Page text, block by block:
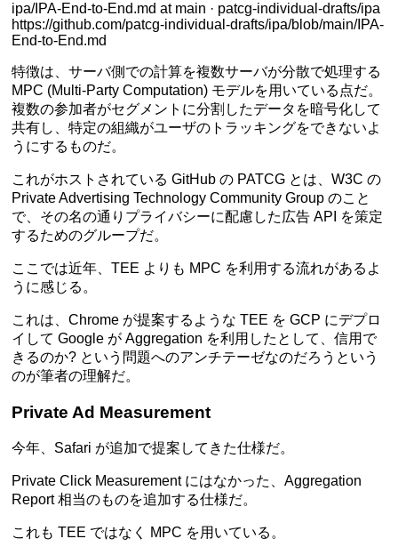
ipa/IPA-End-to-End.md at main · patcg-individual-drafts/ipa
https://github.com/patcg-individual-drafts/ipa/blob/main/IPA-
End-to-End.md
特徴は、サーバ側での計算を複数サーバが分散で処理する
MPC (Multi-Party Computation) モデルを用いている点だ。
複数の参加者がセグメントに分割したデータを暗号化して
共有し、特定の組織がユーザのトラッキングをできないよ
うにするものだ。
これがホストされている GitHub の PATCG とは、W3C の
Private Advertising Technology Community Group のこと
で、その名の通りプライバシーに配慮した広告 API を策定
するためのグループだ。
ここでは近年、TEE よりも MPC を利用する流れがあるよ
うに感じる。
これは、Chrome が提案するような TEE を GCP にデプロ
イして Google が Aggregation を利用したとして、信用で
きるのか? という問題へのアンチテーゼなのだろうという
のが筆者の理解だ。
Private Ad Measurement
今年、Safari が追加で提案してきた仕様だ。
Private Click Measurement にはなかった、Aggregation
Report 相当のものを追加する仕様だ。
これも TEE ではなく MPC を用いている。